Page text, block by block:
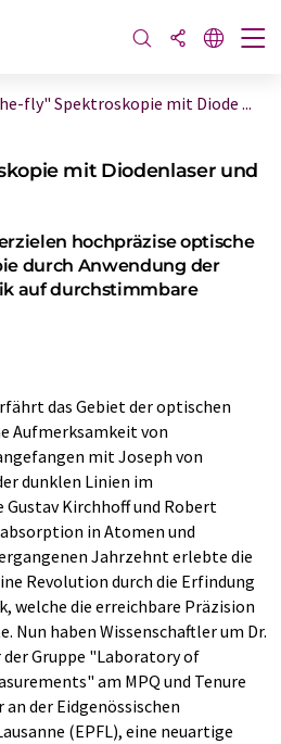
fly" Spektroskopie mit Diode ...
mit Diodenlaser und
hochpräzise optische
durch Anwendung der
auf durchstimmbare
das Gebiet der optischen
Aufmerksamkeit von
mit Joseph von
dunklen Linien im
Gustav Kirchhoff und Robert
in Atomen und
Jahrzehnt erlebte die
Revolution durch die Erfindung
welche die erreichbare Präzision
Nun haben Wissenschaftler um Dr.
Gruppe "Laboratory of
am MPQ und Tenure
der Eidgenössischen
(EPFL), eine neuartige